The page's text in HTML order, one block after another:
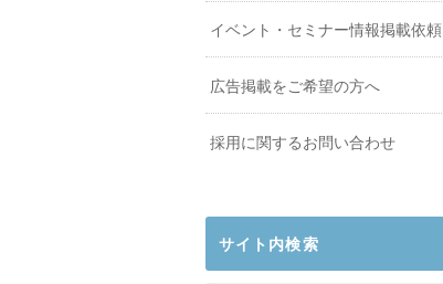
イベント・セミナー情報掲載依頼
広告掲載をご希望の方へ
採用に関するお問い合わせ
サイト内検索